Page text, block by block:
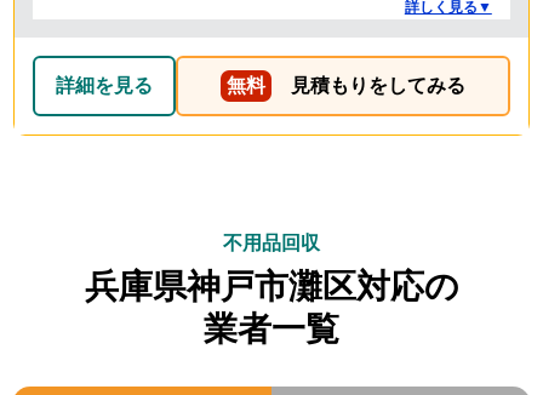
り金額以上の追加料金もありませんでした。 ありがとう
詳しく見る▼
詳細を見る 無料 見積もりをしてみる
不用品回収
兵庫県神戸市灘区対応の
業者一覧